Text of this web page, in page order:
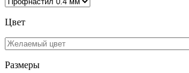
Цвет
Размеры